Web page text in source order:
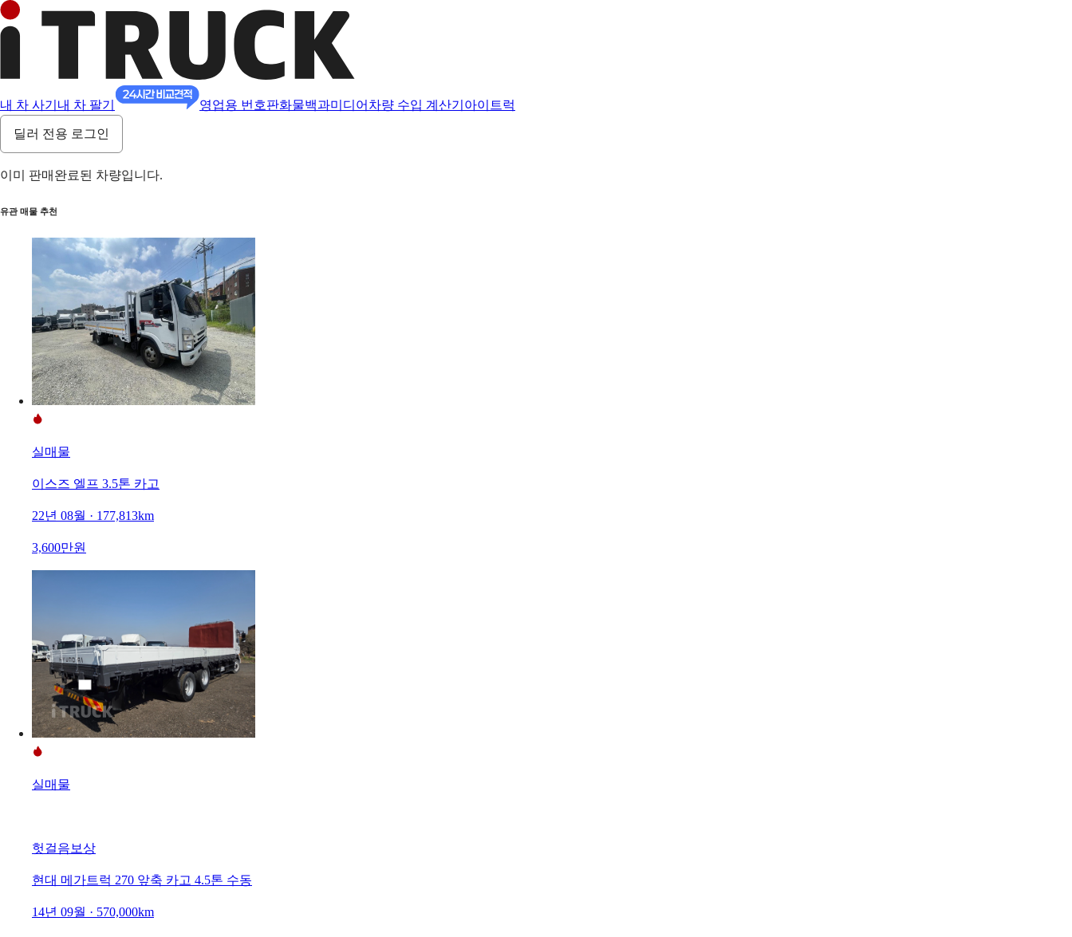
내 차 사기 내 차 팔기 영업용 번호판화물백과미디어 차량 수입 계산기 아이트럭
딜러 전용 로그인
이미 판매완료된 차량입니다.
유관 매물 추천
실매물
이스즈 엘프 3.5톤 카고
22년 08월 · 177,813km
3,600만원
실매물
헛걸음보상
현대 메가트럭 270 앞축 카고 4.5톤 수동
14년 09월 · 570,000km